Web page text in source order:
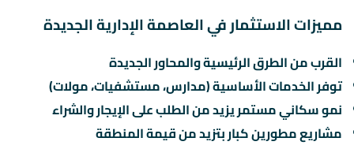
مميزات الاستثمار في العاصمة الإدارية الجديدة
القرب من الطرق الرئيسية والمحاور الجديدة
توفر الخدمات الأساسية (مدارس، مستشفيات، مولات)
نمو سكاني مستمر يزيد من الطلب على الإيجار والشراء
مشاريع مطورين كبار بتزيد من قيمة المنطقة